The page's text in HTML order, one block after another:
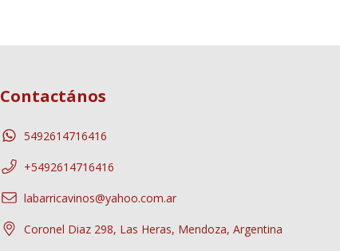
Contactános
5492614716416
+5492614716416
labarricavinos@yahoo.com.ar
Coronel Diaz 298, Las Heras, Mendoza, Argentina